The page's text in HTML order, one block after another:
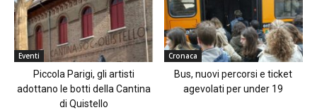
Eventi
Piccola Parigi, gli artisti
adottano le botti della Cantina
di Quistello
Cronaca
Bus, nuovi percorsi e ticket
agevolati per under 19